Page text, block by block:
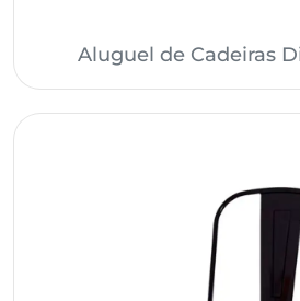
Aluguel de Cadeiras